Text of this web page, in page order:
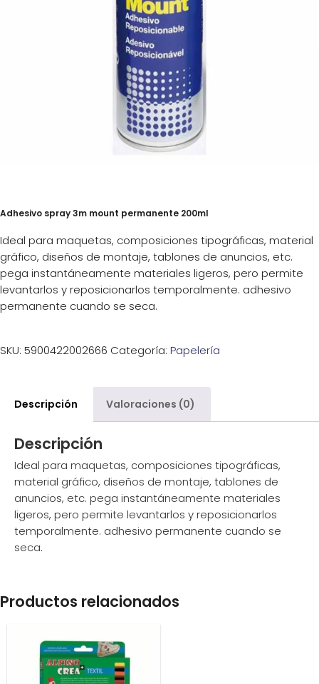
¡Imprimir!
Adhesivo spray 3m mount permanente 200ml
Ideal para maquetas, composiciones tipográficas, material
gráfico, diseños de montaje, tablones de anuncios, etc.
pega instantáneamente materiales ligeros, pero permite
levantarlos y reposicionarlos temporalmente. adhesivo
permanente cuando se seca.
SKU: 5900422002666 Categoría: Papelería
Descripción Valoraciones (0)
Descripción
Ideal para maquetas, composiciones tipográficas,
material gráfico, diseños de montaje, tablones de
anuncios, etc. pega instantáneamente materiales
ligeros, pero permite levantarlos y reposicionarlos
temporalmente. adhesivo permanente cuando se
seca.
Productos relacionados